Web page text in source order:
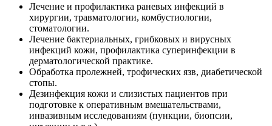
Лечение и профилактика раневых инфекций в
хирургии, травматологии, комбустиологии,
стоматологии.
Лечение бактериальных, грибковых и вирусных
инфекций кожи, профилактика суперинфекции в
дерматологической практике.
Обработка пролежней, трофических язв, диабетической
стопы.
Дезинфекция кожи и слизистых пациентов при
подготовке к оперативным вмешательствами,
инвазивным исследованиям (пункции, биопсии,